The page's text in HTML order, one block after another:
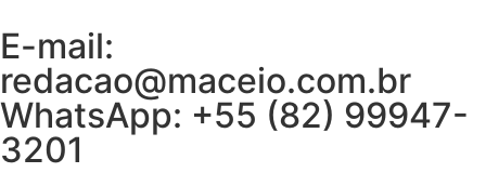
E-mail:
redacao@maceio.com.br
WhatsApp: +55 (82) 99947-
3201